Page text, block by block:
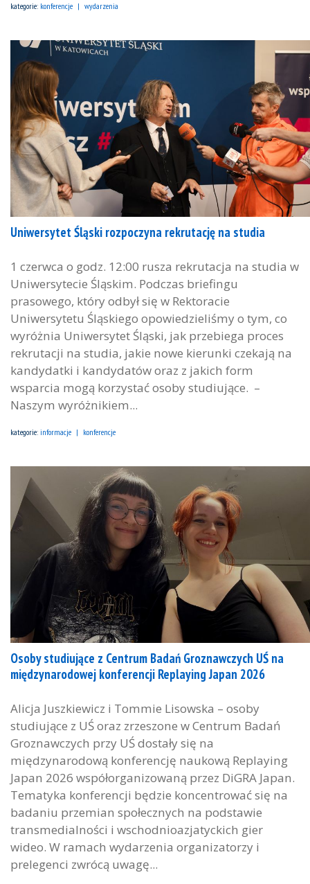
kategorie: konferencje wydarzenia
Uniwersytet Śląski rozpoczyna rekrutację na studia
1 czerwca o godz. 12:00 rusza rekrutacja na studia w
Uniwersytecie Śląskim. Podczas briefingu
prasowego, który odbył się w Rektoracie
Uniwersytetu Śląskiego opowiedzieliśmy o tym, co
wyróżnia Uniwersytet Śląski, jak przebiega proces
rekrutacji na studia, jakie nowe kierunki czekają na
kandydatki i kandydatów oraz z jakich form
wsparcia mogą korzystać osoby studiujące. –
Naszym wyróżnikiem...
kategorie: informacje konferencje
Osoby studiujące z Centrum Badań Groznawczych UŚ na
międzynarodowej konferencji Replaying Japan 2026
Alicja Juszkiewicz i Tommie Lisowska – osoby
studiujące z UŚ oraz zrzeszone w Centrum Badań
Groznawczych przy UŚ dostały się na
międzynarodową konferencję naukową Replaying
Japan 2026 współorganizowaną przez DiGRA Japan.
Tematyka konferencji będzie koncentrować się na
badaniu przemian społecznych na podstawie
transmedialności i wschodnioazjatyckich gier
wideo. W ramach wydarzenia organizatorzy i
prelegenci zwrócą uwagę...